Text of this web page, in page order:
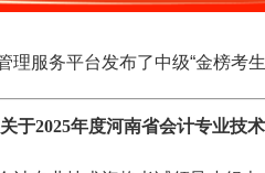
理服务平台发布了中级“金榜考
关于2025年度河南省会计专业技